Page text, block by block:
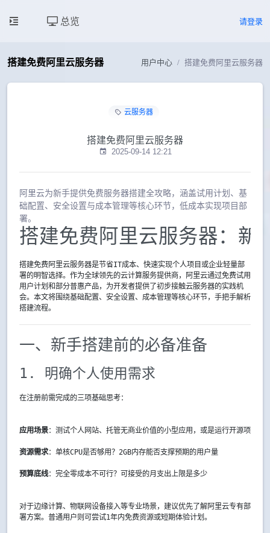
总览 请登录
搭建免费阿里云服务器 用户中心 搭建免费阿里云服务器
云服务器
搭建免费阿里云服务器
2025-09-14 12:21
阿里云为新手提供免费服务器搭建全攻略，涵盖试用计划、基
础配置、安全设置与成本管理等核心环节，低成本实现项目部
署。
搭建免费阿里云服务器：新
搭建免费阿里云服务器是节省IT成本、快速实现个人项目或企业轻量部
署的明智选择。作为全球领先的云计算服务提供商，阿里云通过免费试用
用户计划和部分普惠产品，为开发者提供了初步接触云服务器的实践机
会。本文将围绕基础配置、安全设置、成本管理等核心环节，手把手解析
搭建流程。
一、新手搭建前的必备准备
1. 明确个人使用需求
在注册前需完成的三项基础思考：
应用场景：测试个人网站、托管无商业价值的小型应用，或是运行开源项目测
资源需求：单核CPU是否够用？2GB内存能否支撑预期的用户量
预算底线：完全零成本不可行？可接受的月支出上限是多少
对于边缘计算、物联网设备接入等专业场景，建议优先了解阿里云专有部
署方案。普通用户则可尝试1年内免费资源或短期体验计划。